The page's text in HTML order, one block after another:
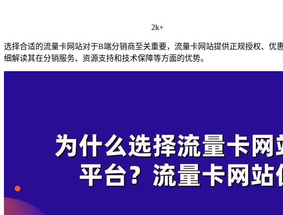
2k+
选择合适的流量卡网站对于B端分销商至关重要，流量卡网站提供正规授权、
细解读其在分销服务、资源支持和技术保障等方面的优势。